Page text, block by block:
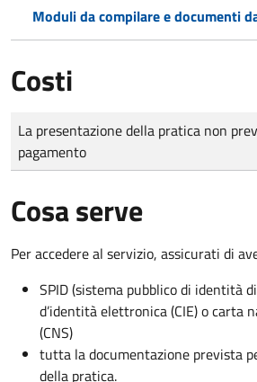
Moduli da compilare e documenti
Costi
Tipo di pagamento
Importo
La presentazione della pratica non
pagamento
Cosa serve
Per accedere al servizio, assicurati di
SPID (sistema pubblico di identità
d’identità elettronica (CIE) o carta
(CNS)
tutta la documentazione prevista
della pratica.